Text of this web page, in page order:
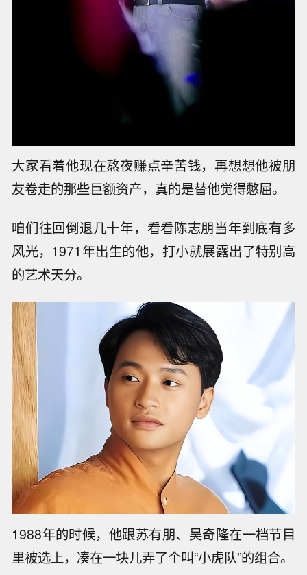
大家看着他现在熬夜赚点辛苦钱，再想想他被朋
友卷走的那些巨额资产，真的是替他觉得憋屈。
咱们往回倒退几十年，看看陈志朋当年到底有多
风光，1971年出生的他，打小就展露出了特别高
的艺术天分。